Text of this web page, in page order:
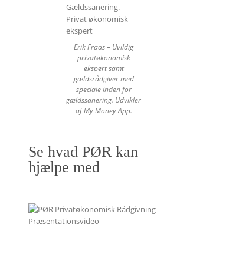
Erik Fraas – Uvildig
privatøkonomisk
ekspert samt
gældsrådgiver med
speciale inden for
gældssanering. Udvikler
af My Money App.
Se hvad PØR kan
hjælpe med